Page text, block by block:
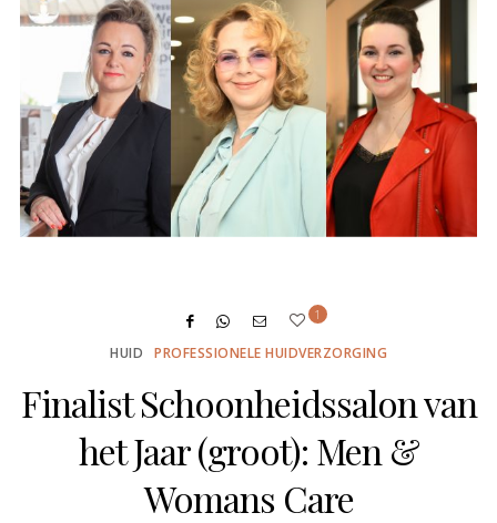
1
HUID PROFESSIONELE HUIDVERZORGING
Finalist Schoonheidssalon van
het Jaar (groot): Men &
Womans Care